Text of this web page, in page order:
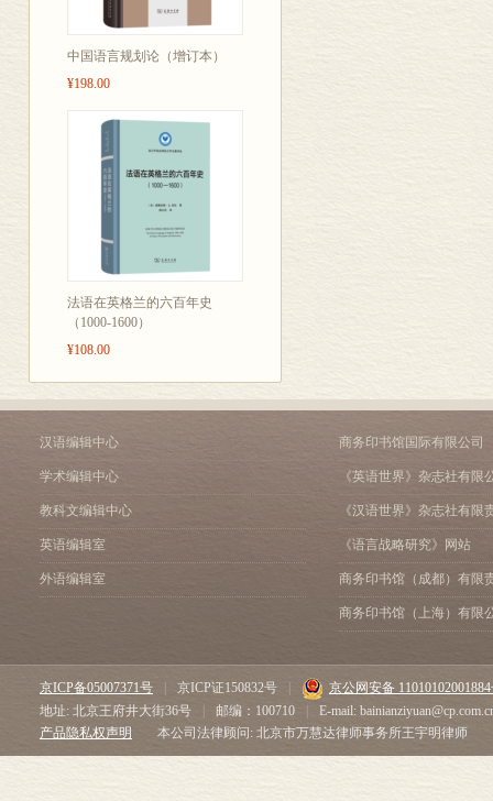
中国语言规划论（增订本）
¥198.00
法语在英格兰的六百年史
（1000-1600）
¥108.00
第四章 语言与认知的全
第一节 认知语言学与语
第三节 认知与语言普遍
第四节 认知自返现象
第五章 语言各种性质向
第一节 语言全息性
第三节 语言离散性
第四节 语言层级性
第五节 语言线条性
汉语编辑中心
学术编辑中心
教科文编辑中心
英语编辑室
外语编辑室
商务印书馆国际有限公司
《英语世界》杂志社有限
《汉语世界》杂志社有限
《语言战略研究》网站
商务印书馆（成都）有限
商务印书馆（上海）有限
京ICP备05007371号 京ICP证150832号
京公网安备
地址: 北京王府井大街36号
邮编：100710
E-mail:
产品隐私权声明
本公司法律顾问: 北京市万慧达律师事务所王宇明律师